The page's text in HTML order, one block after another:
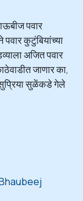
पवार
कुटुंबियांच्या
अजित पवार
जाणार का,
सुप्रिया सुळेंकडे गेले